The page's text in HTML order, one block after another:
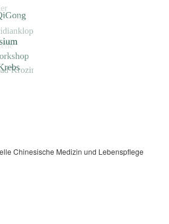
Chinesische Medizin und Lebenspflege